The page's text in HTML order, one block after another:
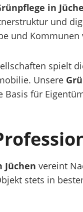
in
und
und
spielt
Unsere
Basis für
Jüchen vereint
stets in